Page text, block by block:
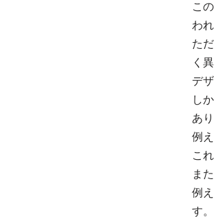
こ
わ
た
く
デ
し
あ
例
こ
ま
例
す。